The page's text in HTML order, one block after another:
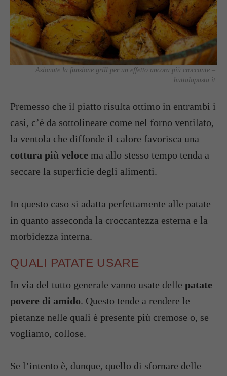
Azionate la funzione grill per un effetto ancora più croccante –
buttalapasta.it
Premesso che il piatto risulta ottimo in entrambi i
casi, c’è da sottolineare come nel forno ventilato,
la ventola che diffonde il calore favorisca una
cottura più veloce ma allo stesso tempo tenda a
seccare la superficie degli alimenti.
In questo caso si adatta perfettamente alle patate
in quanto asseconda la croccantezza esterna e la
morbidezza interna.
QUALI PATATE USARE
In via del tutto generale vanno usate delle patate
povere di amido. Questo tende a rendere le
pietanze nelle quali è presente più cremose o, se
vogliamo, collose.
Se l’intento è, dunque, quello di sfornare delle